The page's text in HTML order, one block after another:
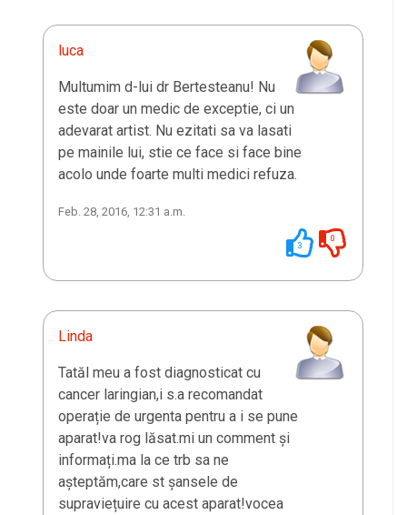
luca
Multumim d-lui dr Bertesteanu! Nu
este doar un medic de exceptie, ci un
adevarat artist. Nu ezitati sa va lasati
pe mainile lui, stie ce face si face bine
acolo unde foarte multi medici refuza.
Feb. 28, 2016, 12:31 a.m.
3
0
Linda
Tatăl meu a fost diagnosticat cu
cancer laringian,i s.a recomandat
operație de urgenta pentru a i se pune
aparat!va rog lăsat.mi un comment și
informați.ma la ce trb sa ne
așteptăm,care st șansele de
supraviețuire cu acest aparat!vocea